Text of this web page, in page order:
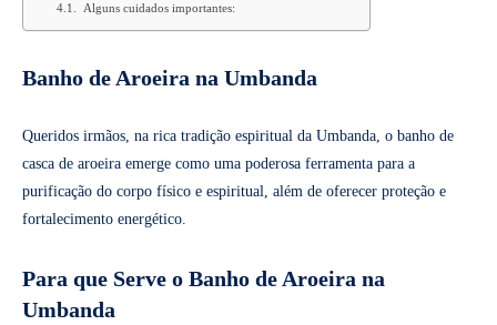
Alguns cuidados importantes:
Banho de Aroeira na Umbanda
Queridos irmãos, na rica tradição espiritual da Umbanda, o banho de
casca de aroeira emerge como uma poderosa ferramenta para a
purificação do corpo físico e espiritual, além de oferecer proteção e
fortalecimento energético.
Para que Serve o Banho de Aroeira na
Umbanda